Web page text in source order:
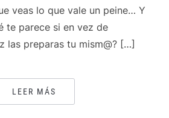
veas lo que vale un peine… Y
te parece si en vez de
las preparas tu mism@? […]
LEER MÁS